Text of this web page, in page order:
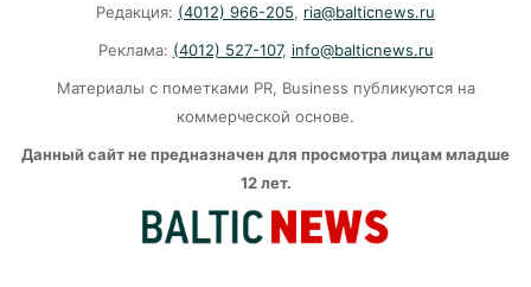
06-08-2026
«Балтика» проиграла «Зениту» – и это был
гол бывшего капитана
06-08-2026
Литовский шпион осужден в Калининграде
Редакция: (4012) 966-205, ria@balticnews.ru
Реклама: (4012) 527-107, info@balticnews.ru
Материалы с пометками PR, Business публикуются на
коммерческой основе.
Данный сайт не предназначен для просмотра лицам младше
12 лет.